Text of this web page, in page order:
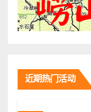
近期热门活动